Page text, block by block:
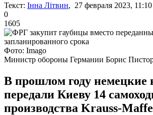
Текст: Інна Літвин, 27 февраля 2023, 11:10
0
1605
Фото: Іmagо
Министр обороны Германии Борис
В прошлом году немецкие
передали Киеву 14
производства Krauss-